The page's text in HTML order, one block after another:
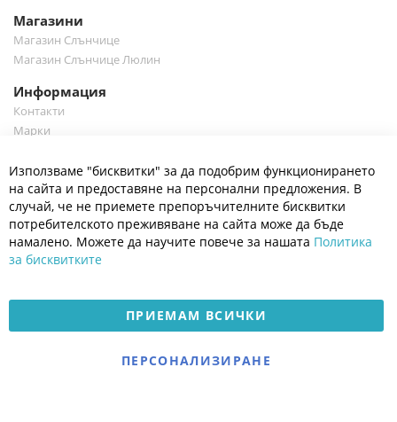
Магазини
Магазин Слънчице
Магазин Слънчице Люлин
Информация
Контакти
Марки
Полезно
Общи условия
Политика за поверителност
Платформа за OPC
Доставка и плащане
Електронен магазин
разработен и поддържан
Използваме "бисквитки" за да подобрим функционирането
на сайта и предоставяне на персонални предложения. В
случай, че не приемете препоръчителните бисквитки
потребителското преживяване на сайта може да бъде
намалено. Можете да научите повече за нашата Политика
за бисквитките
ПРИЕМАМ ВСИЧКИ
ПЕРСОНАЛИЗИРАНЕ